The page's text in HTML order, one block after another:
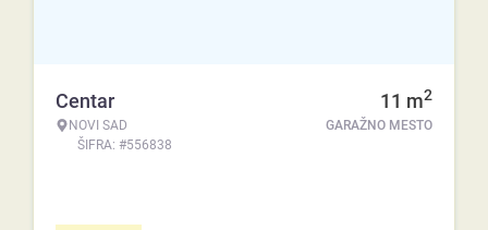
Centar
NOVI SAD
ŠIFRA: #556838
11 m2
GARAŽNO MESTO